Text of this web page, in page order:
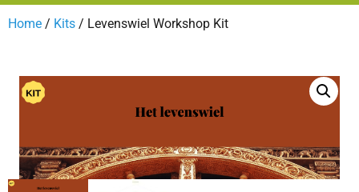
Home / Kits / Levenswiel Workshop Kit